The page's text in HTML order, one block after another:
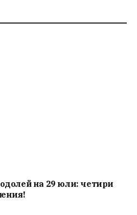
на 29 юли: четири